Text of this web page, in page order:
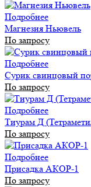
Подробнее
Магнезия Ньювель
По запросу
Подробнее
Сурик свинцовый
По запросу
Подробнее
Тиурам Д
По запросу
Подробнее
Присадка АКОР-1
По запросу